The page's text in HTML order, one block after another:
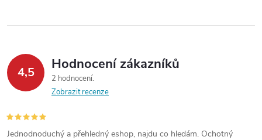
4,5 Hodnocení zákazníků
2 hodnocení
Zobrazit recenze
Jednodnoduchý a přehledný eshop, najdu co hledám. Ochotný